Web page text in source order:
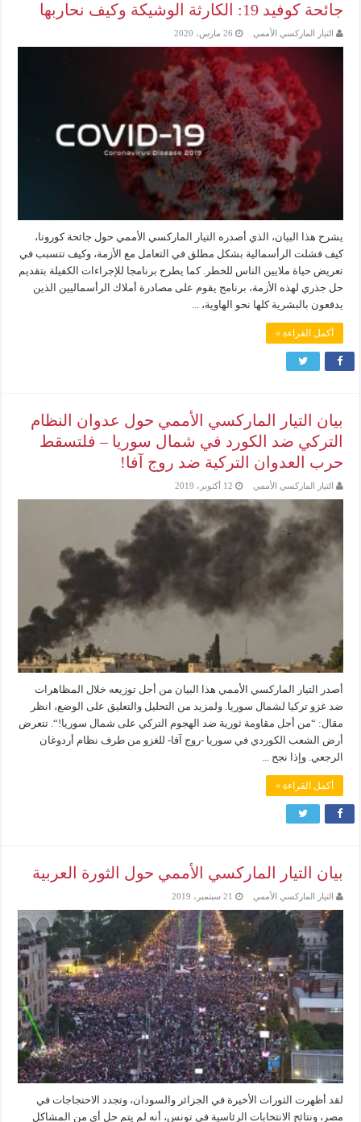
جائحة كوفيد 19: الكارثة الوشيكة وكيف نحاربها
التيار الماركسي الأممي 26 مارس، 2020
يشرح هذا البيان، الذي أصدره التيار الماركسي الأممي حول جائحة كورونا،
كيف فشلت الرأسمالية بشكل مطلق في التعامل مع الأزمة، وكيف تتسبب في
تعريض حياة ملايين الناس للخطر. كما يطرح برنامجا للإجراءات الكفيلة بتقديم
حل جذري لهذه الأزمة، برنامج يقوم على مصادرة أملاك الرأسماليين الذين
يدفعون بالبشرية كلها نحو الهاوية، ...
أكمل القراءة »
بيان التيار الماركسي الأممي حول عدوان النظام
التركي ضد الكورد في شمال سوريا – فلتسقط
حرب العدوان التركية ضد روج آفا!
التيار الماركسي الأممي 12 أكتوبر، 2019
أصدر التيار الماركسي الأممي هذا البيان من أجل توزيعه خلال المظاهرات
ضد غزو تركيا لشمال سوريا. ولمزيد من التحليل والتعليق على الوضع، انظر
مقال: “من أجل مقاومة ثورية ضد الهجوم التركي على شمال سوريا!“. تتعرض
أرض الشعب الكوردي في سوريا -روج آفا- للغزو من طرف نظام أردوغان
الرجعي. وإذا نجح ...
أكمل القراءة »
بيان التيار الماركسي الأممي حول الثورة العربية
التيار الماركسي الأممي 21 سبتمبر، 2019
لقد أظهرت الثورات الأخيرة في الجزائر والسودان، وتجدد الاحتجاجات في
مصر، ونتائج الانتخابات الرئاسية في تونس، أنه لم يتم حل أي من المشاكل